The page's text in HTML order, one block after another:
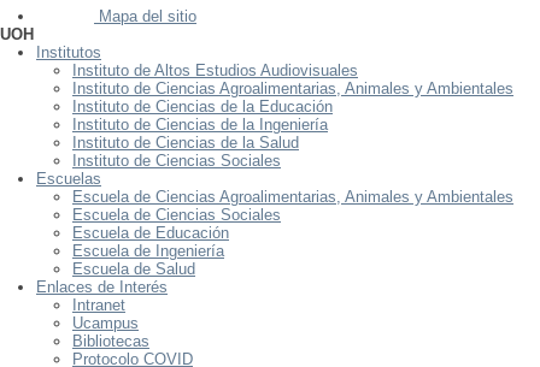
Mapa del sitio
UOH
Institutos
Instituto de Altos Estudios Audiovisuales
Instituto de Ciencias Agroalimentarias, Animales y Ambientales
Instituto de Ciencias de la Educación
Instituto de Ciencias de la Ingeniería
Instituto de Ciencias de la Salud
Instituto de Ciencias Sociales
Escuelas
Escuela de Ciencias Agroalimentarias, Animales y Ambientales
Escuela de Ciencias Sociales
Escuela de Educación
Escuela de Ingeniería
Escuela de Salud
Enlaces de Interés
Intranet
Ucampus
Bibliotecas
Protocolo COVID